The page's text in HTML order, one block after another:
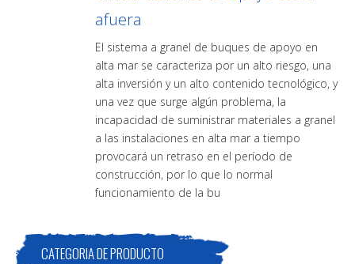
afuera
El sistema a granel de buques de apoyo en
alta mar se caracteriza por un alto riesgo, una
alta inversión y un alto contenido tecnológico, y
una vez que surge algún problema, la
incapacidad de suministrar materiales a granel
a las instalaciones en alta mar a tiempo
provocará un retraso en el período de
construcción, por lo que lo normal
funcionamiento de la bu
CATEGORIA DE PRODUCTO